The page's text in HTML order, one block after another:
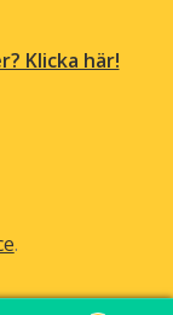
Klicka här!
.